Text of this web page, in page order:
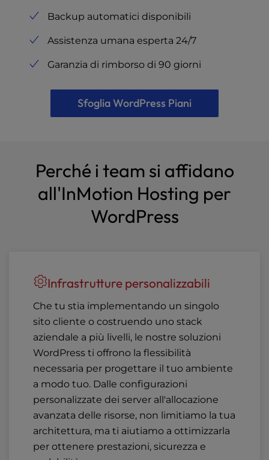
Backup automatici disponibili
Assistenza umana esperta 24/7
Garanzia di rimborso di 90 giorni
Sfoglia WordPress Piani
Perché i team si affidano
all'InMotion Hosting per
WordPress
Infrastrutture personalizzabili
Che tu stia implementando un singolo
sito cliente o costruendo uno stack
aziendale a più livelli, le nostre soluzioni
WordPress ti offrono la flessibilità
necessaria per progettare il tuo ambiente
a modo tuo. Dalle configurazioni
personalizzate dei server all'allocazione
avanzata delle risorse, non limitiamo la tua
architettura, ma ti aiutiamo a ottimizzarla
per ottenere prestazioni, sicurezza e